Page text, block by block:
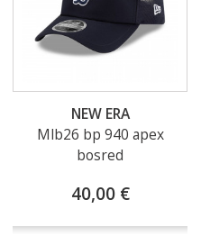
NEW ERA
Mlb26 bp 940 apex
bosred
40,00 €